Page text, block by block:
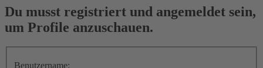
Du musst registriert und angemeldet sein,
um Profile anzuschauen.
Benutzername: